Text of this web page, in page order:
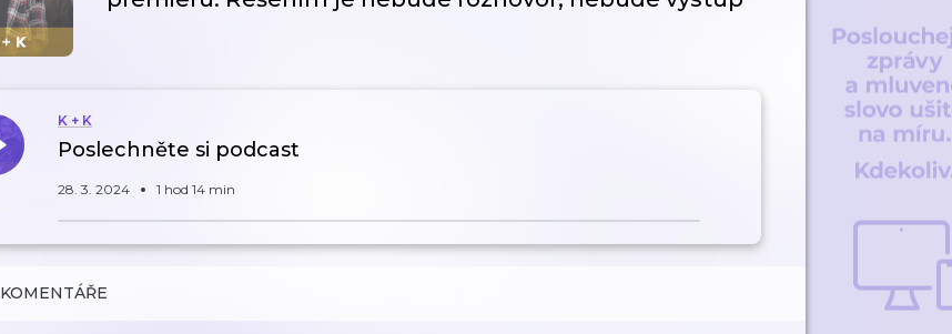
K + K
Poslechněte si podcast
28. 3. 2024 1 hod 14 min
KOMENTÁŘE